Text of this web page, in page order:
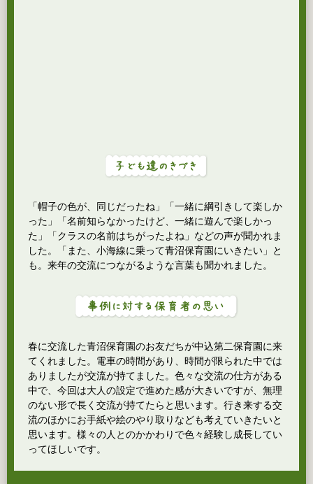
「帽子の色が、同じだったね」「一緒に綱引きして楽しか
った」「名前知らなかったけど、一緒に遊んで楽しかっ
た」「クラスの名前はちがったよね」などの声が聞かれま
した。「また、小海線に乗って青沼保育園にいきたい」と
も。来年の交流につながるような言葉も聞かれました。
春に交流した青沼保育園のお友だちが中込第二保育園に来
てくれました。電車の時間があり、時間が限られた中では
ありましたが交流が持てました。色々な交流の仕方がある
中で、今回は大人の設定で進めた感が大きいですが、無理
のない形で長く交流が持てたらと思います。行き来する交
流のほかにお手紙や絵のやり取りなども考えていきたいと
思います。様々の人とのかかわりで色々経験し成長してい
ってほしいです。